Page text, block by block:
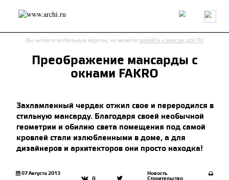
Россия Мир Технологии Интерьер Пресса
Архитекторы
Обзор
Объект
Результаты конкурса
Репортаж
Рецензия Архитектура
Выставка
Дизайн
Иностранцы в России
Интерьер
Книги
Наследие Образование
Урбанистика
Вы читаете мобильную версию, но можете перейти к версии для ПК
Преображение мансарды с
окнами FAKRO
Захламленный чердак отжил свое и переродился в
стильную мансарду. Благодаря своей необычной
геометрии и обилию света помещения под самой
кровлей стали излюбленными в доме, а для
дизайнеров и архитекторов они просто находка!
07 Августа 2013
0
Новость
Строительство